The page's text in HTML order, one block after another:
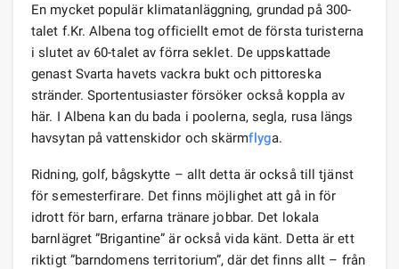
En mycket populär klimatanläggning, grundad på 300-
talet f.Kr. Albena tog officiellt emot de första turisterna
i slutet av 60-talet av förra seklet. De uppskattade
genast Svarta havets vackra bukt och pittoreska
stränder. Sportentusiaster försöker också koppla av
här. I Albena kan du bada i poolerna, segla, rusa längs
havsytan på vattenskidor och skärmflyga.
Ridning, golf, bågskytte – allt detta är också till tjänst
för semesterfirare. Det finns möjlighet att gå in för
idrott för barn, erfarna tränare jobbar. Det lokala
barnlägret ”Brigantine” är också vida känt. Detta är ett
riktigt ”barndomens territorium”, där det finns allt – från